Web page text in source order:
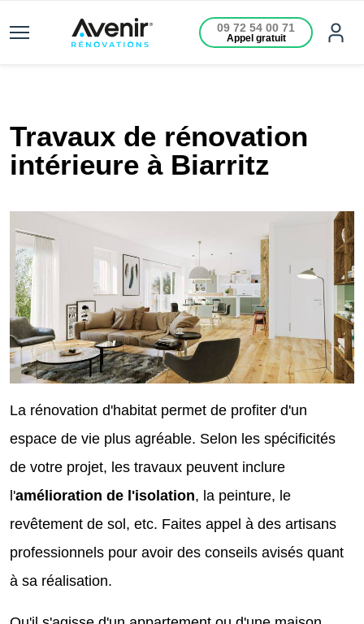
09 72 54 00 71
Appel gratuit
Travaux de rénovation
intérieure à Biarritz
La rénovation d'habitat permet de profiter d'un
espace de vie plus agréable. Selon les spécificités
de votre projet, les travaux peuvent inclure
l'amélioration de l'isolation, la peinture, le
revêtement de sol, etc. Faites appel à des artisans
professionnels pour avoir des conseils avisés quant
à sa réalisation.